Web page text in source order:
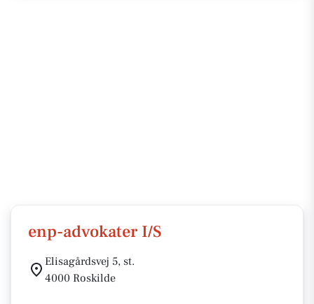
enp-advokater I/S
Elisagårdsvej 5, st.
4000 Roskilde